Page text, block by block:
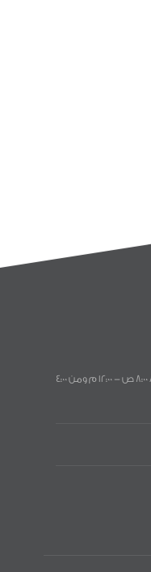
ساعات العمل: الاحد - الخميس / 8:00 ص - 12:00 م ومن 4:00